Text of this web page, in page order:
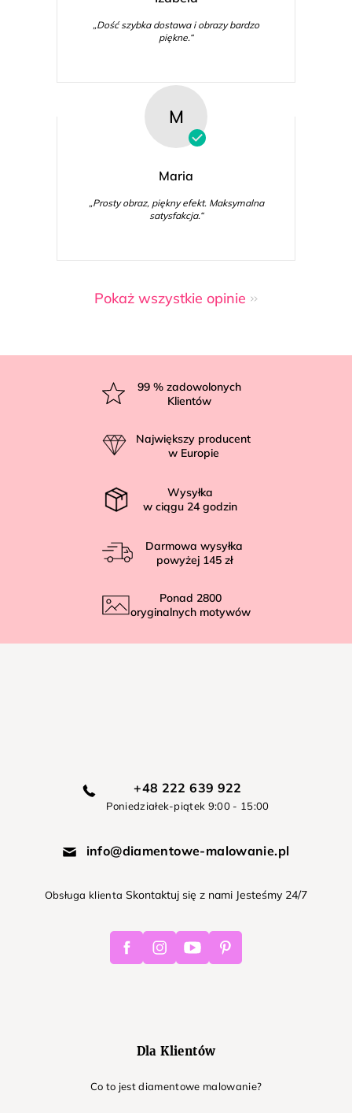
„Dość szybka dostawa i obrazy bardzo
piękne.“
M
Maria
„Prosty obraz, piękny efekt. Maksymalna
satysfakcja.“
Pokaż wszystkie opinie
99 % zadowolonych
Klientów
Największy producent
w Europie
Wysyłka
w ciągu 24 godzin
Darmowa wysyłka
powyżej 145 zł
Ponad 2800
oryginalnych motywów
+48 222 639 922
Poniedziałek-piątek 9:00 - 15:00
info@diamentowe-malowanie.pl
Obsługa klienta Skontaktuj się z nami Jesteśmy 24/7
FacebookInstagramYoutube Pinterest
Dla Klientów
Co to jest diamentowe malowanie?